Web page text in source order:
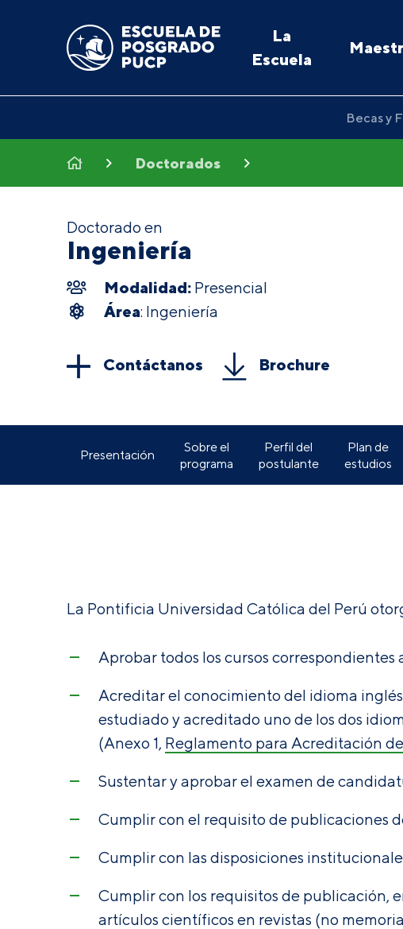
La
Escuela
Becas y
Doctorados
Doctorado en
Ingeniería
Modalidad: Presencial
Área: Ingeniería
Contáctanos Brochure
Presentación
Sobre el
programa
Perfil del
postulante
Plan de
estudios
La Pontificia Universidad Católica del Perú
Aprobar todos los cursos correspondientes
Acreditar el conocimiento del idioma
estudiado y acreditado uno de los dos
(Anexo 1, Reglamento para Acreditación
Sustentar y aprobar el examen de
Cumplir con el requisito de publicaciones
Cumplir con las disposiciones
Cumplir con los requisitos de publicación,
artículos científicos en revistas (no